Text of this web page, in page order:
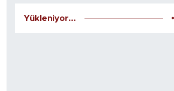
Yükleniyor...